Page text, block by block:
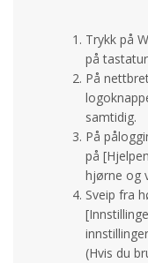
Trykk på
på
På
samtidig.
På
på
hjørne og
Sveip fra
(Hvis du